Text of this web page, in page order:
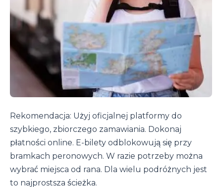
Rekomendacja: Użyj oficjalnej platformy do
szybkiego, zbiorczego zamawiania. Dokonaj
płatności online. E-bilety odblokowują się przy
bramkach peronowych. W razie potrzeby można
wybrać miejsca od rana. Dla wielu podróżnych jest
to najprostsza ścieżka.